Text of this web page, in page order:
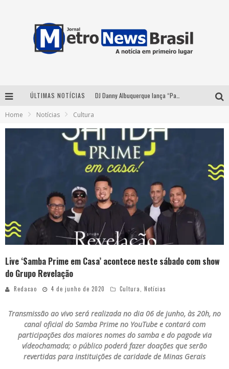
ÚLTIMAS NOTÍCIAS
Home Notícias Cultura
Live ‘Samba Prime em Casa’ acontece neste sábado com show
do Grupo Revelação
Redacao 4 de junho de 2020 Cultura, Notícias
Transmissão ao vivo será realizada no dia 06 de junho, às 20h, no
canal oficial do Samba Prime no YouTube e contará com
participações dos maiores nomes do samba e do pagode via
vídeochamada; o público poderá fazer doações que serão
revertidas para instituições de caridade de Minas Gerais